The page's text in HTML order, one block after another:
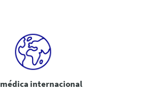
médica internacional